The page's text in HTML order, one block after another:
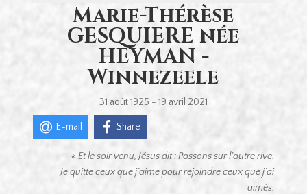
Marie-Thérèse
GESQUIERE née
HEYMAN -
Winnezeele
31 août 1925 - 19 avril 2021
E-mail Share
« Et le soir venu, Jésus dit : Passons sur l’autre rive.
Je quitte ceux que j’aime pour rejoindre ceux que j’ai
aimés.